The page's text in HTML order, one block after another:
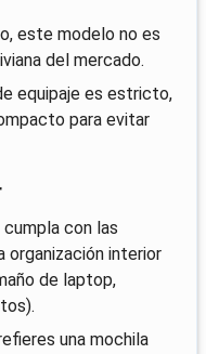
este modelo no es
del mercado.
equipaje es estricto,
para evitar
con las
organización interior
de laptop,
una mochila